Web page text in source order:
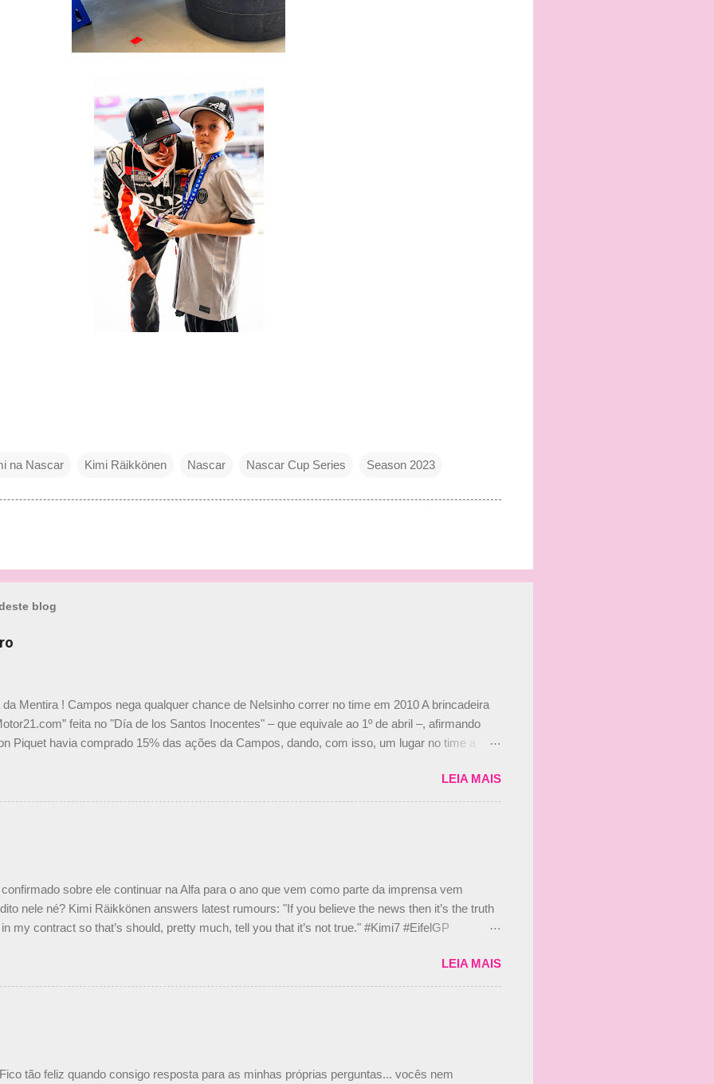
na Nascar Kimi Räikkönen Nascar Nascar Cup Series Season 2023
blog
da Mentira ! Campos nega qualquer chance de Nelsinho correr no time em 2010 A brincadeira
feita no "Día de los Santos Inocentes" – que equivale ao 1º de abril –, afirmando
Piquet havia comprado 15% das ações da Campos, dando, com isso, um lugar no time a
foi taxativo ao declarar que o brasileiro não será o companheiro de Bruno Senna em 2010. "Na
recebemos uma oferta de Piquet", admitiu Audetto. “Mas depois de ter assinado com Bruno
podemos ter dois brasileiros”, explicou, dizendo ainda que não tem nada contra o filho do
LEIA MAIS
sobre ele continuar na Alfa para o ano que vem como parte da imprensa vem
nele né? Kimi Räikkönen answers latest rumours: "If you believe the news then it’s the truth
my contract so that’s should, pretty much, tell you that it’s not true." #Kimi7 #EifelGP
estar há tantos anos na F1. What is it like to have Kimi as a team mate? 🙌 Over to you,
pic.twitter.com/GSAu1LWnwW — Formula 1 (@F1) October 8, 2020 Beijinhos, Ludy
LEIA MAIS
tão feliz quando consigo resposta para as minhas próprias perguntas... vocês nem